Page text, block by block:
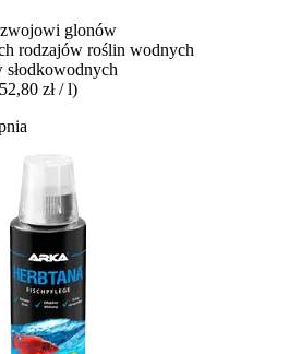
glonów
rodzajów roślin wodnych
zł / l)